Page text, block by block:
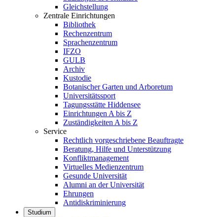
Gleichstellung
Zentrale Einrichtungen
Bibliothek
Rechenzentrum
Sprachenzentrum
IFZO
GULB
Archiv
Kustodie
Botanischer Garten und Arboretum
Universitätssport
Tagungsstätte Hiddensee
Einrichtungen A bis Z
Zuständigkeiten A bis Z
Service
Rechtlich vorgeschriebene Beauftragte
Beratung, Hilfe und Unterstützung
Konfliktmanagement
Virtuelles Medienzentrum
Gesunde Universität
Alumni an der Universität
Ehrungen
Antidiskriminierung
Studium